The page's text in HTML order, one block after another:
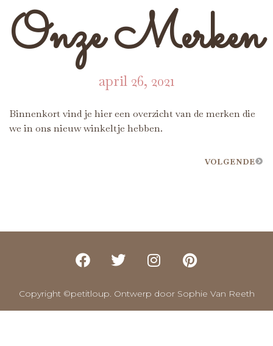
Onze Merken
april 26, 2021
Binnenkort vind je hier een overzicht van de merken die
we in ons nieuw winkeltje hebben.
VOLGENDE
Copyright ©petitloup. Ontwerp door Sophie Van Reeth